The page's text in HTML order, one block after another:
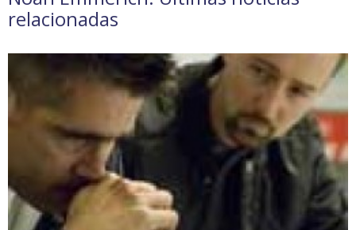
relacionadas